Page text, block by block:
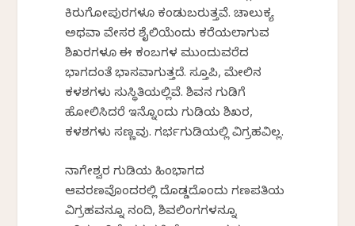
ಕಿರುಗೋಪುರಗಳೂ ಕಂಡುಬರುತ್ತವೆ. ಚಾಲುಕ್ಯ
ಅಥವಾ ವೇಸರ ಶೈಲಿಯೆಂದು ಕರೆಯಲಾಗುವ
ಶಿಖರಗಳೂ ಈ ಕಂಬಗಳ ಮುಂದುವರೆದ
ಭಾಗದಂತೆ ಭಾಸವಾಗುತ್ತದೆ. ಸ್ತೂಪಿ, ಮೇಲಿನ
ಕಳಶಗಳು ಸುಸ್ಥಿತಿಯಲ್ಲಿವೆ. ಶಿವನ ಗುಡಿಗೆ
ಹೋಲಿಸಿದರೆ ಇನ್ನೊಂದು ಗುಡಿಯ ಶಿಖರ,
ಕಳಶಗಳು ಸಣ್ಣವು. ಗರ್ಭಗುಡಿಯಲ್ಲಿ ವಿಗ್ರಹವಿಲ್ಲ.
ನಾಗೇಶ್ವರ ಗುಡಿಯ ಹಿಂಭಾಗದ
ಆವರಣವೊಂದರಲ್ಲಿ ದೊಡ್ಡದೊಂದು ಗಣಪತಿಯ
ವಿಗ್ರಹವನ್ನೂ ನಂದಿ, ಶಿವಲಿಂಗಗಳನ್ನೂ